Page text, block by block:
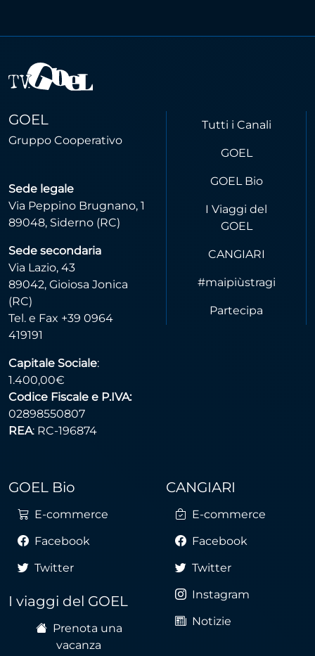
GOEL
Gruppo Cooperativo
Sede legale
Via Peppino Brugnano, 1
89048, Siderno (RC)
Sede secondaria
Via Lazio, 43
89042, Gioiosa Jonica
(RC)
Tel. e Fax +39 0964
419191
Capitale Sociale:
1.400,00€
Codice Fiscale e P.IVA:
02898550807
REA: RC-196874
Tutti i Canali
GOEL
GOEL Bio
I Viaggi del
GOEL
CANGIARI
#maipiùstragi
Partecipa
GOEL Bio
E-commerce
Facebook
Twitter
I viaggi del GOEL
Prenota una
vacanza
CANGIARI
E-commerce
Facebook
Twitter
Instagram
Notizie